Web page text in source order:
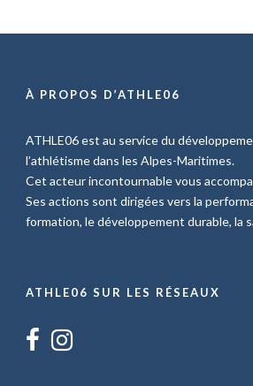
À PROPOS D’ATHLE06
ATHLE06 est au service du
l’athlétisme dans les Alpes-Maritimes.
Cet acteur incontournable vous
Ses actions sont dirigées vers la
formation, le développement durable, la
ATHLE06 SUR LES RÉSEAUX